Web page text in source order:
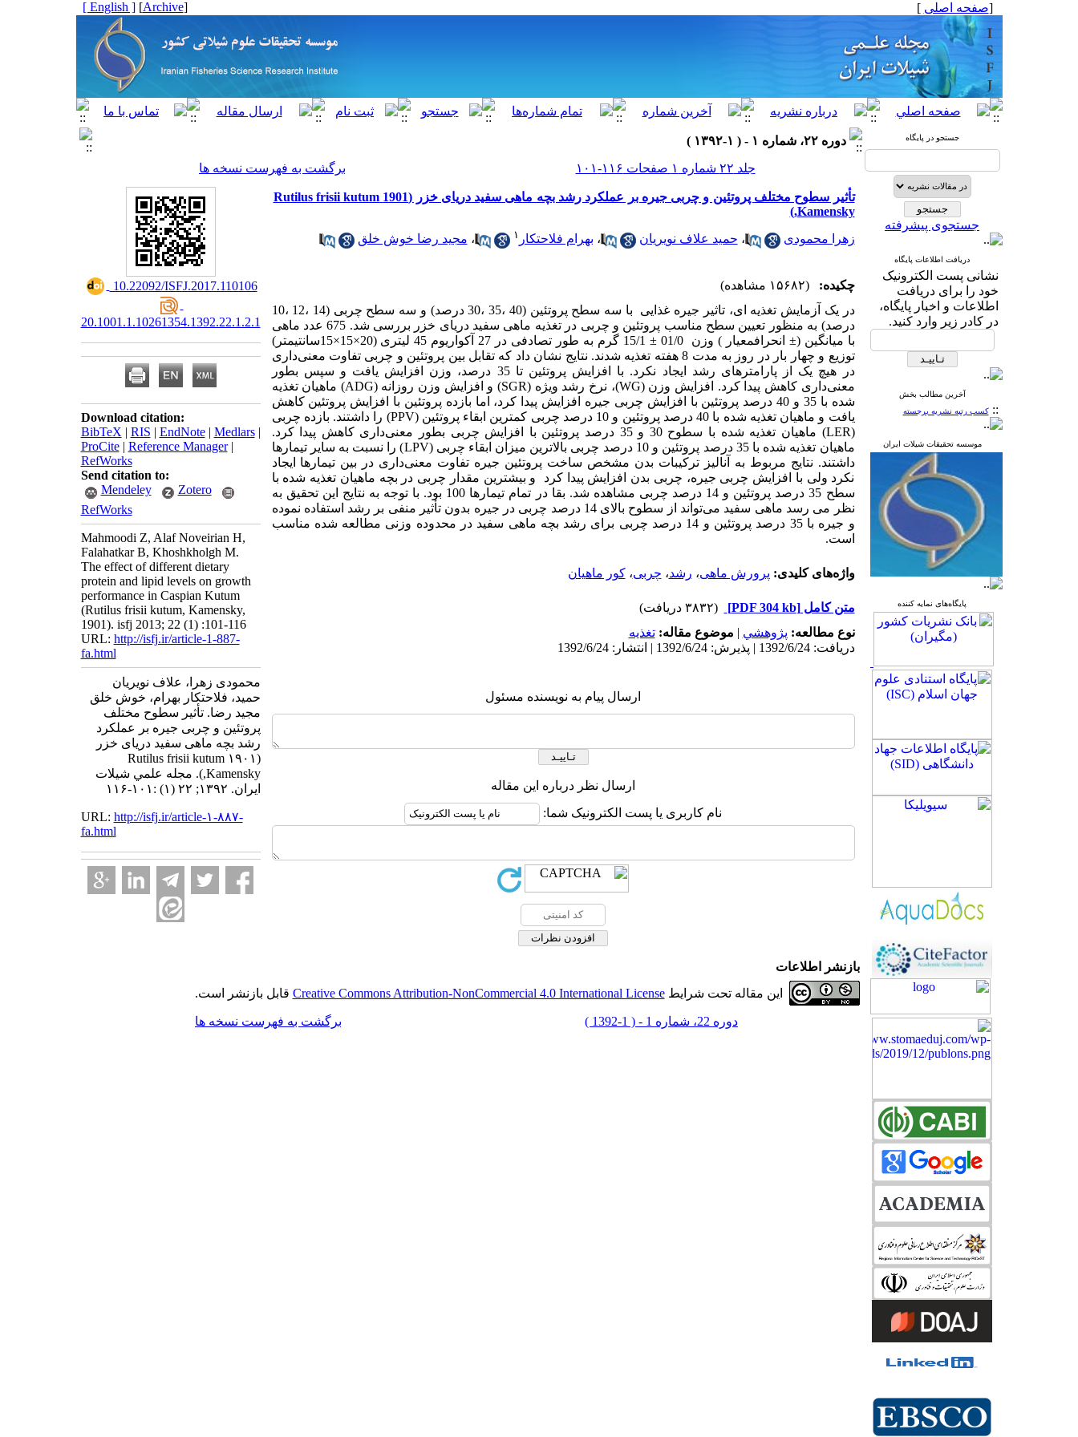
[صفحه اصلی ]
[
Archive
]
[ English ]
جستجو در پایگاه
جستجوی پیشرفته
دریافت اطلاعات پایگاه
نشانی پست الکترونیک
خود را برای دریافت
اطلاعات و اخبار پایگاه،
در کادر زیر وارد کنید.
آخرین مطالب بخش
::کسب رتبه نشریه برجسته
موسسه تحقیقات شیلات ایران
پایگاه‌های نمایه کننده
دوره ۲۲، شماره ۱ - ( ۱-۱۳۹۲ )
جلد ۲۲ شماره ۱ صفحات ۱۱۶-۱۰۱
برگشت به فهرست نسخه ها
تأثیر سطوح مختلف پروتئین و چربی جیره بر عملکرد رشد بچه ماهی سفید دریای خزر (1901 Rutilus frisii kutum
Kamensky,)
زهرا محمودی ، حمید علاف نویریان ، بهرام فلاحتکار ۱ ، مجید رضا خوش خلق
چکیده:
(۱۵۶۸۲ مشاهده)
در یک آزمایش تغذیه ای، تاثیر جیره غذایی با سه سطح پروتئین (40 ،35 ،30 درصد) و سه سطح چربی (14 ،12 ،10
درصد) به منظور تعیین سطح مناسب پروتئین و چربی در تغذیه ماهی سفید دریای خزر بررسی شد. 675 عدد ماهی
با میانگین (± انحرافمعیار ) وزن 01/0 ± 15/1 گرم به طور تصادفی در 27 آکواریوم 45 لیتری (20×15×15سانتیمتر)
توزیع و چهار بار در روز به مدت 8 هفته تغذیه شدند. نتایج نشان داد که تقابل بین پروتئین و چربی تفاوت معنی‌داری
در هیچ یک از پارامترهای رشد ایجاد نکرد. با افزایش پروتئین تا 35 درصد، وزن افزایش یافت و سپس بطور
معنی‌داری کاهش پیدا کرد. افزایش وزن (WG)، نرخ رشد ویژه (SGR) و افزایش وزن روزانه (ADG) ماهیان تغذیه
شده با 35 و 40 درصد پروتئین با افزایش چربی جیره افزایش پیدا کرد، اما بازده پروتئین با افزایش پروتئین کاهش
یافت و ماهیان تغذیه شده با 40 درصد پروتئین و 10 درصد چربی کمترین ابقاء پروتئین (PPV) را داشتند. بازده چربی
(LER) ماهیان تغذیه شده با سطوح 30 و 35 درصد پروتئین با افزایش چربی بطور معنی‌داری کاهش پیدا کرد.
ماهیان تغذیه شده با 35 درصد پروتئین و 10 درصد چربی بالاترین میزان ابقاء چربی (LPV) را نسبت به سایر تیمارها
داشتند. نتایج مربوط به آنالیز ترکیبات بدن مشخص ساخت پروتئین جیره تفاوت معنی‌داری در بین تیمارها ایجاد
نکرد ولی با افزایش چربی جیره، چربی بدن افزایش پیدا کرد و بیشترین مقدار چربی در بچه ماهیان تغذیه شده با
سطح 35 درصد پروتئین و 14 درصد چربی مشاهده شد. بقا در تمام تیمارها 100 بود. با توجه به نتایج این تحقیق به
نظر می رسد ماهی سفید می‌تواند از سطوح بالای 14 درصد چربی در جیره بدون تأثیر منفی بر رشد استفاده نموده
و جیره با 35 درصد پروتئین و 14 درصد چربی برای رشد بچه ماهی سفید در محدوده وزنی مطالعه شده مناسب
است.
واژه‌های کلیدی: پرورش ماهی، رشد، چربی،کور ماهیان
متن کامل[PDF 304 kb]
(۳۸۳۲ دریافت)
نوع مطالعه: پژوهشي | موضوع مقاله:تغذيه
دریافت: 1392/6/24 | پذیرش: 1392/6/24 | انتشار: 1392/6/24
ارسال پیام به نویسنده مسئول
ارسال نظر درباره این مقاله
نام کاربری یا پست الکترونیک شما:
‎ 10.22092/ISFJ.2017.110106
20.1001.1.10261354.1392.22.1.2.1
Download citation:
BibTeX | RIS | EndNote| Medlars|
ProCite| Reference Manager|
RefWorks
Send citation to:
Mendeley
Zotero
RefWorks
Mahmoodi Z, Alaf Noveirian H,
Falahatkar B, Khoshkholgh M.
The effect of different dietary
protein and lipid levels on growth
performance in Caspian Kutum
(Rutilus frisii kutum, Kamensky,
1901). isfj 2013; 22 (1) :101-116
URL: http://isfj.ir/article-1-887-
fa.html
محمودی زهرا، علاف نویریان
حمید، فلاحتکار بهرام، خوش خلق
مجید رضا. تأثیر سطوح مختلف
پروتئین و چربی جیره بر عملکرد
رشد بچه ماهی سفید دریای خزر
(۱۹۰۱ Rutilus frisii kutum
Kamensky,). مجله علمي شيلات
ايران. ۱۳۹۲; ۲۲ (۱) :۱۰۱-۱۱۶
URL: http://isfj.ir/article-۱-۸۸۷-
fa.html
بازنشر اطلاعات
این مقاله تحت شرایطCreative Commons Attribution-NonCommercial 4.0 International License قابل بازنشر است.
دوره 22، شماره 1 - ( 1-1392 ) برگشت به فهرست نسخه ها